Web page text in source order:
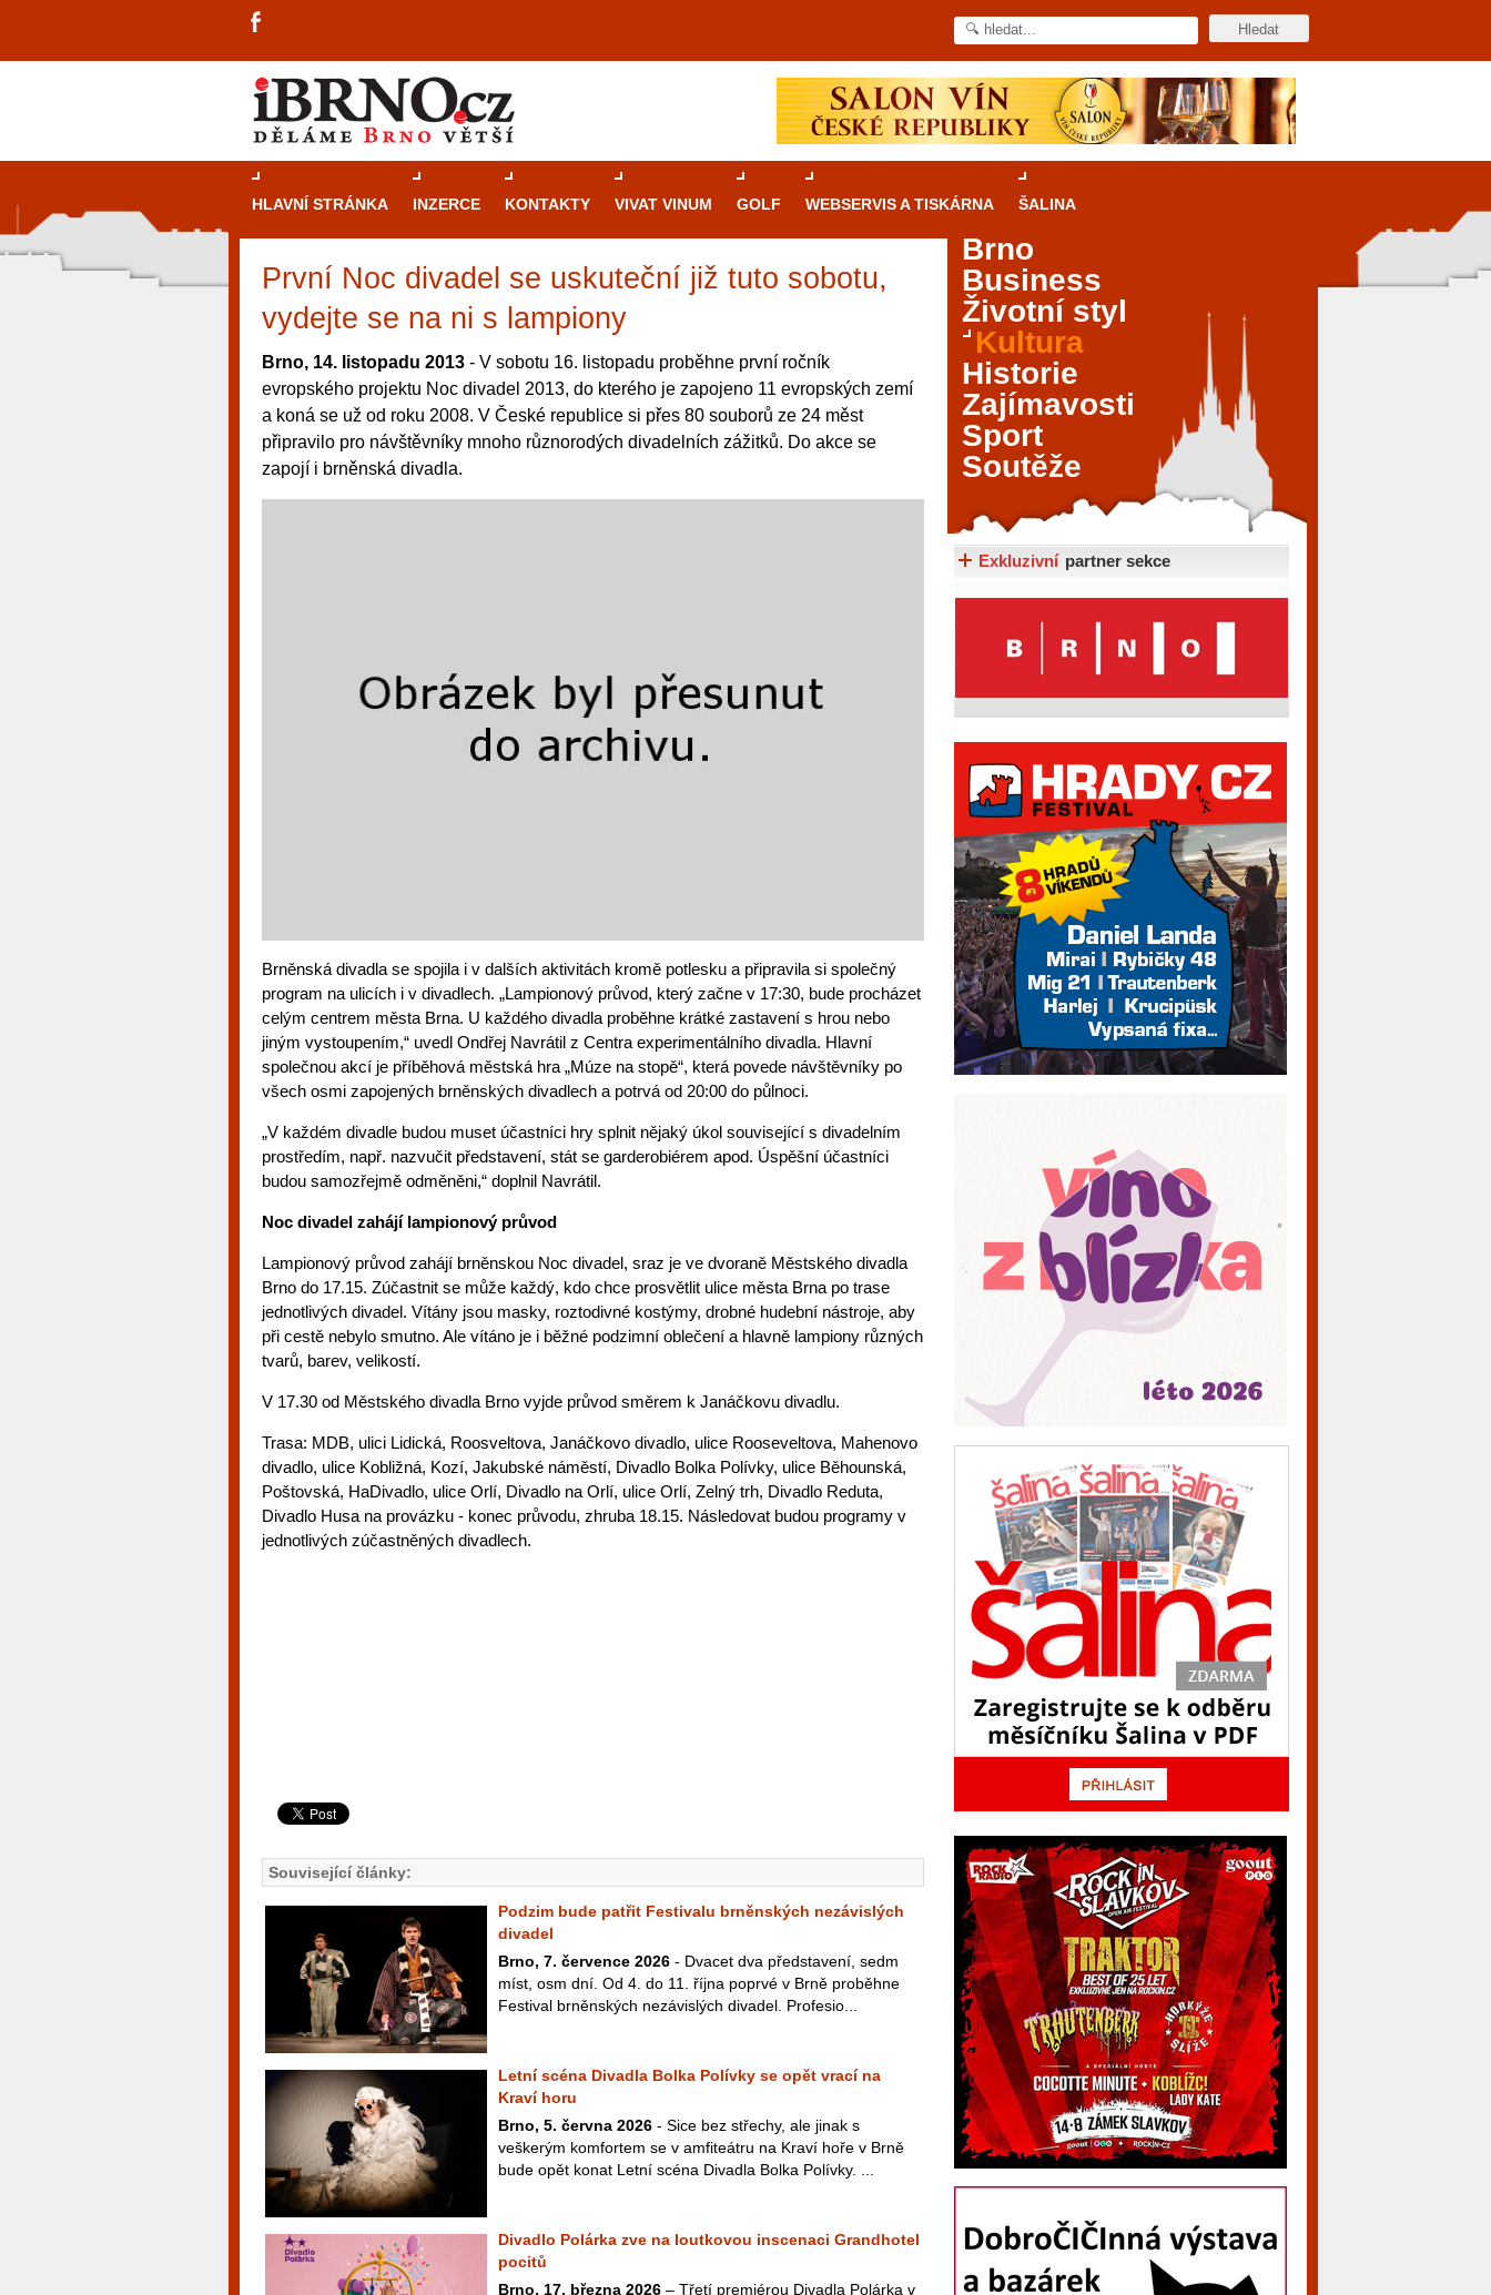
HLAVNÍ STRÁNKA INZERCE KONTAKTY VIVAT VINUM GOLF WEBSERVIS A TISKÁRNA ŠALINA
První Noc divadel se uskuteční již tuto sobotu,
vydejte se na ni s lampiony
Brno, 14. listopadu 2013 - V sobotu 16. listopadu proběhne první ročník
evropského projektu Noc divadel 2013, do kterého je zapojeno 11 evropských zemí
a koná se už od roku 2008. V České republice si přes 80 souborů ze 24 měst
připravilo pro návštěvníky mnoho různorodých divadelních zážitků. Do akce se
zapojí i brněnská divadla.
Brněnská divadla se spojila i v dalších aktivitách kromě potlesku a připravila si společný
program na ulicích i v divadlech. „Lampionový průvod, který začne v 17:30, bude procházet
celým centrem města Brna. U každého divadla proběhne krátké zastavení s hrou nebo
jiným vystoupením,“ uvedl Ondřej Navrátil z Centra experimentálního divadla. Hlavní
společnou akcí je příběhová městská hra „Múze na stopě“, která povede návštěvníky po
všech osmi zapojených brněnských divadlech a potrvá od 20:00 do půlnoci.
„V každém divadle budou muset účastníci hry splnit nějaký úkol související s divadelním
prostředím, např. nazvučit představení, stát se garderobiérem apod. Úspěšní účastníci
budou samozřejmě odměněni,“ doplnil Navrátil.
Noc divadel zahájí lampionový průvod
Lampionový průvod zahájí brněnskou Noc divadel, sraz je ve dvoraně Městského divadla
Brno do 17.15. Zúčastnit se může každý, kdo chce prosvětlit ulice města Brna po trase
jednotlivých divadel. Vítány jsou masky, roztodivné kostýmy, drobné hudební nástroje, aby
při cestě nebylo smutno. Ale vítáno je i běžné podzimní oblečení a hlavně lampiony různých
tvarů, barev, velikostí.
V 17.30 od Městského divadla Brno vyjde průvod směrem k Janáčkovu divadlu.
Trasa: MDB, ulici Lidická, Roosveltova, Janáčkovo divadlo, ulice Rooseveltova, Mahenovo
divadlo, ulice Kobližná, Kozí, Jakubské náměstí, Divadlo Bolka Polívky, ulice Běhounská,
Poštovská, HaDivadlo, ulice Orlí, Divadlo na Orlí, ulice Orlí, Zelný trh, Divadlo Reduta,
Divadlo Husa na provázku - konec průvodu, zhruba 18.15. Následovat budou programy v
jednotlivých zúčastněných divadlech.
Související články:
Podzim bude patřit Festivalu brněnských nezávislých
divadel
Brno, 7. července 2026 - Dvacet dva představení, sedm
míst, osm dní. Od 4. do 11. října poprvé v Brně proběhne
Festival brněnských nezávislých divadel. Profesio...
Letní scéna Divadla Bolka Polívky se opět vrací na
Kraví horu
Brno, 5. června 2026 - Sice bez střechy, ale jinak s
veškerým komfortem se v amfiteátru na Kraví hoře v Brně
bude opět konat Letní scéna Divadla Bolka Polívky. ...
Divadlo Polárka zve na loutkovou inscenaci Grandhotel
pocitů
Brno, 17. března 2026 – Třetí premiérou Divadla Polárka v
Průvodcekasinovými hrami v Brně: Od
rulety po video automaty
Brno je městem známým pro zajímavé památky, skvělé
restaurace, divadla a univerzity. Mimo jiné je ale také
místem, kde si můžete legálně a bezpečně vyzkoušet
různé kasinové hry. V neustále kvetoucí moravské
metropoli naleznete širokou nabídku her od klasické
Brno
Business
Životní styl
Kultura
Historie
Zajímavosti
Sport
Soutěže
Exkluzivní partner sekce